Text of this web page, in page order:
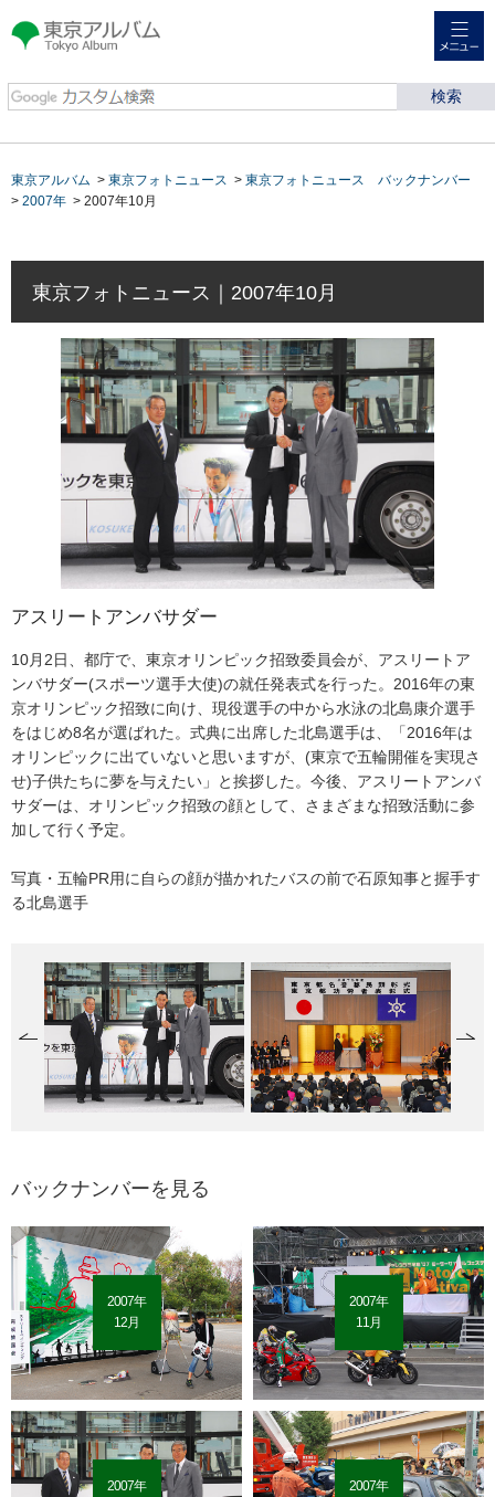
東京アルバム Tokyo
Album
東京アルバム > 東京フォトニュース > 東京フォトニュース バックナンバー
> 2007年 > 2007年10月
東京フォトニュース｜2007年10月
アスリートアンバサダー
10月2日、都庁で、東京オリンピック招致委員会が、アスリートア
ンバサダー(スポーツ選手大使)の就任発表式を行った。2016年の東
京オリンピック招致に向け、現役選手の中から水泳の北島康介選手
をはじめ8名が選ばれた。式典に出席した北島選手は、「2016年は
オリンピックに出ていないと思いますが、(東京で五輪開催を実現さ
せ)子供たちに夢を与えたい」と挨拶した。今後、アスリートアンバ
サダーは、オリンピック招致の顔として、さまざまな招致活動に参
加して行く予定。
写真・五輪PR用に自らの顔が描かれたバスの前で石原知事と握手す
る北島選手
平成19年度東京都名誉都民顕彰式及び功労者表彰式
10月1日、都庁で、平成19年度東京都名誉都民顕彰式及び功労者表
彰式が開催された。名誉都民の称号は、文化、学術、芸術などの功
績をたたえ、都民の敬愛の対象とされる方々に贈られる。今年は、
折り紙作家の加瀬三郎氏、千葉大学名誉教授で心理学者の多湖輝
氏、ミュンヘン五輪男子バレーボール優勝監督の松平康隆氏の3氏に
石原知事から名誉都民の称号記が贈呈された。また、地域の発展な
どに尽くした方々を表彰する東京都功労者として、265人に知事か
ら表彰状が贈呈された。
写真・石原知事(左)へ受賞に対し謝辞を述べる松平康隆氏
中国ベテラン卓球代表団の表敬訪問
10月26日、都庁の石原知事のもとに、中国のベテラン卓球団が表敬
訪問した。元世界チャンピオン11人を含む一行は、国交正常化35周
年を記念して訪問。団長の徐(じょ)寅生(しんせい)さんは「中日文化
スポーツ交流年の記念すべき年に、訪日することができてうれし
い」と述べた。和やかな雰囲気での記念撮影では、知事も団長も右
手にラケット、左手にボールのお揃いのポーズに納まった。
緑の東京募金開始記念シンポジウム開催
10月22日、都庁で、「緑の東京募金開始記念シンポジウム」が開催
された。冒頭挨拶で石原知事は「10年後の東京」の実現に向けて、
緑化の必要性、目標を話した。基調講演では、建築家の安藤忠雄さ
んが「10年後の東京」実現に向けて、緑化の取組事例を紹介した。
パネルディスカッションには、安藤さんのほか、宇宙飛行士の毛利
衛さん、アルピニストの野口健さんが参加し、さまざまな興味深い
話に聞き入った。最後に安藤忠雄さんから、「皆さん一緒にやって
いきましょう。」の力強い呼びかけに、会場からは大きな拍手が沸
バックナンバーを見る
2007年
12月
2007年
11月
2007年
2007年